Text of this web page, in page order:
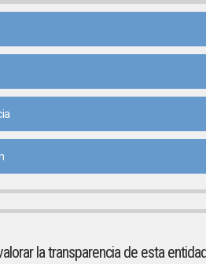
la transparencia de esta